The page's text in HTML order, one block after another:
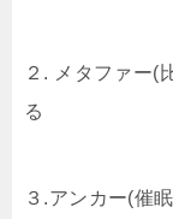
２. メタファー(
る
３.アンカー(催